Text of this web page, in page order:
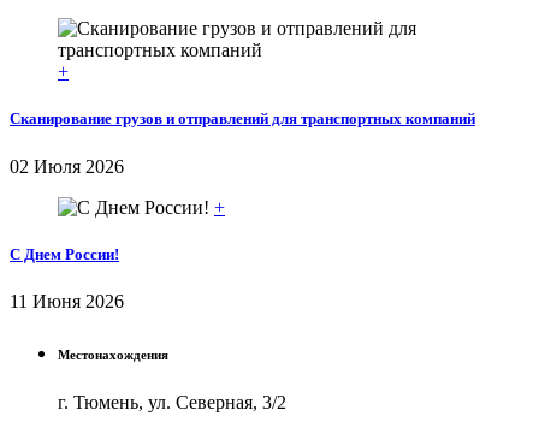
+
Сканирование грузов и отправлений для транспортных компаний
02 Июля 2026
+
С Днем России!
11 Июня 2026
Местонахождения
г. Тюмень, ул. Северная, 3/2